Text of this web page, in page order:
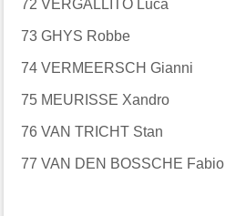
72 VERGALLITO Luca
73 GHYS Robbe
74 VERMEERSCH Gianni
75 MEURISSE Xandro
76 VAN TRICHT Stan
77 VAN DEN BOSSCHE Fabio